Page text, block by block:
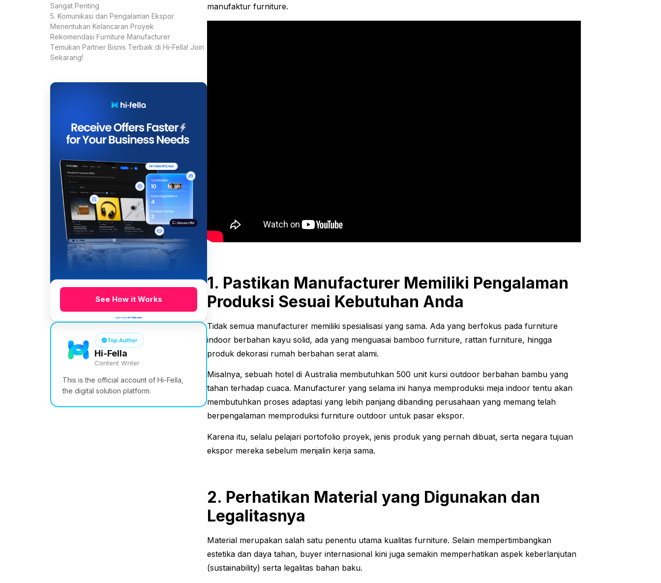
Sangat Penting
5. Komunikasi dan Pengalaman Ekspor
Menentukan Kelancaran Proyek
Rekomendasi Furniture Manufacturer
Temukan Partner Bisnis Terbaik di Hi-Fella! Join
Sekarang!
See How it Works
Top Author
Hi-Fella
Content Writer
This is the official account of Hi-Fella,
the digital solution platform.
manufaktur furniture.
1. Pastikan Manufacturer Memiliki Pengalaman
Produksi Sesuai Kebutuhan Anda
Tidak semua manufacturer memiliki spesialisasi yang sama. Ada yang berfokus pada furniture
indoor berbahan kayu solid, ada yang menguasai bamboo furniture, rattan furniture, hingga
produk dekorasi rumah berbahan serat alami.
Misalnya, sebuah hotel di Australia membutuhkan 500 unit kursi outdoor berbahan bambu yang
tahan terhadap cuaca. Manufacturer yang selama ini hanya memproduksi meja indoor tentu akan
membutuhkan proses adaptasi yang lebih panjang dibanding perusahaan yang memang telah
berpengalaman memproduksi furniture outdoor untuk pasar ekspor.
Karena itu, selalu pelajari portofolio proyek, jenis produk yang pernah dibuat, serta negara tujuan
ekspor mereka sebelum menjalin kerja sama.
2. Perhatikan Material yang Digunakan dan
Legalitasnya
Material merupakan salah satu penentu utama kualitas furniture. Selain mempertimbangkan
estetika dan daya tahan, buyer internasional kini juga semakin memperhatikan aspek keberlanjutan
(sustainability) serta legalitas bahan baku.